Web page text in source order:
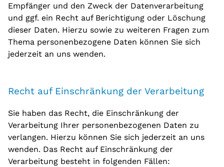
Empfänger und den Zweck der Datenverarbeitung
und ggf. ein Recht auf Berichtigung oder Löschung
dieser Daten. Hierzu sowie zu weiteren Fragen zum
Thema personenbezogene Daten können Sie sich
jederzeit an uns wenden.
Recht auf Einschränkung der Verarbeitung
Sie haben das Recht, die Einschränkung der
Verarbeitung Ihrer personenbezogenen Daten zu
verlangen. Hierzu können Sie sich jederzeit an uns
wenden. Das Recht auf Einschränkung der
Verarbeitung besteht in folgenden Fällen: